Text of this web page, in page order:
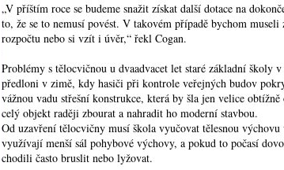
„V příštím roce se budeme snažit získat další dotace na
to, že se to nemusí povést. V takovém případě bychom
rozpočtu nebo si vzít i úvěr,“ řekl Cogan.
Problémy s tělocvičnou u dvaadvacet let staré základní školy
předloni v zimě, kdy hasiči při kontrole veřejných budov
vážnou vadu střešní konstrukce, která by šla jen velice
celý objekt raději zbourat a nahradit ho moderní stavbou.
Od uzavření tělocvičny musí škola vyučovat tělesnou
využívají menší sál pohybové výchovy, a pokud to počasí
chodili často bruslit nebo lyžovat.